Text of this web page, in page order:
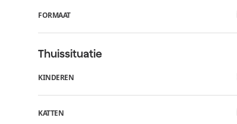
FORMAAT
Thuissituatie
KINDEREN
KATTEN